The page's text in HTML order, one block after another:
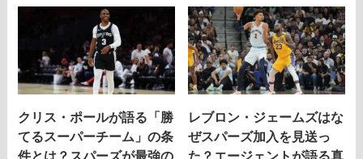
クリス・ポールが語る「勝
てるスーパーチーム」の条
件とは？スパーズが最強の
レブロン・ジェームズはな
ぜスパーズ加入を見送っ
た？エージェントが語る真